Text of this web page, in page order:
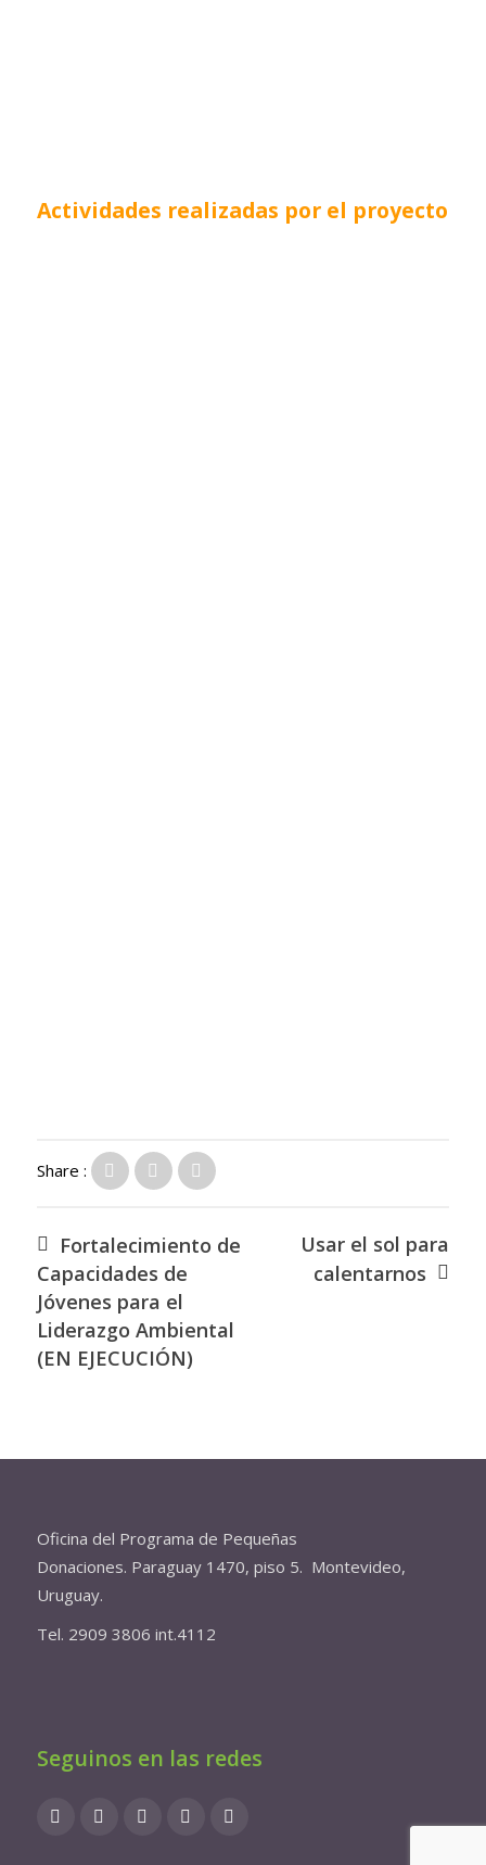
Actividades realizadas por el proyecto
Share :
Fortalecimiento de
Capacidades de
Jóvenes para el
Liderazgo Ambiental
(EN EJECUCIÓN)
Usar el sol para
calentarnos
Oficina del Programa de Pequeñas
Donaciones. Paraguay 1470, piso 5. Montevideo,
Uruguay.
Tel. 2909 3806 int.4112
Seguinos en las redes